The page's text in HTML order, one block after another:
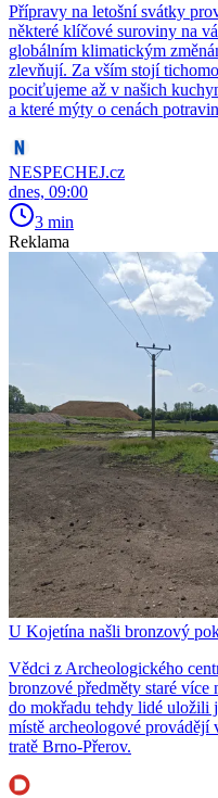
Přípravy na letošní svátky
některé klíčové suroviny na
globálním klimatickým
zlevňují. Za vším stojí
pociťujeme až v našich
a které mýty o cenách
NESPECHEJ.cz
dnes, 09:00
3 min
Reklama
U Kojetína našli bronzový
Vědci z Archeologického
bronzové předměty staré více
do mokřadu tehdy lidé uložili
místě archeologové provádějí
tratě Brno-Přerov.